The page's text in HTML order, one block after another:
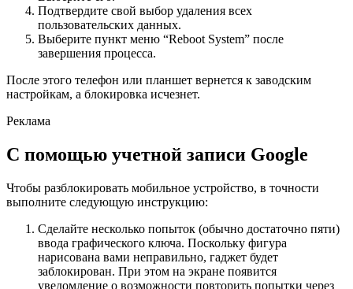
Подтвердите свой выбор удаления всех
пользовательских данных.
Выберите пункт меню “Reboot System” после
завершения процесса.
После этого телефон или планшет вернется к заводским
настройкам, а блокировка исчезнет.
Реклама
С помощью учетной записи Google
Чтобы разблокировать мобильное устройство, в точности
выполните следующую инструкцию:
Сделайте несколько попыток (обычно достаточно пяти)
ввода графического ключа. Поскольку фигура
нарисована вами неправильно, гаджет будет
заблокирован. При этом на экране появится
уведомление о возможности повторить попытки через